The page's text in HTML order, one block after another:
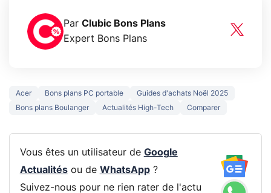
Par Clubic Bons Plans
Expert Bons Plans
Acer Bons plans PC portable
Guides d'achats Noël 2025
Bons plans Boulanger
Actualités High-Tech Comparer
Vous êtes un utilisateur de Google
Actualitésou de WhatsApp?
Suivez-nous pour ne rien rater de l'actu